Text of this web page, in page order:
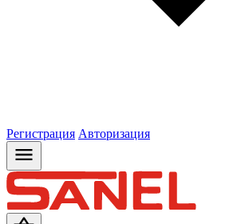
Регистрация Авторизация